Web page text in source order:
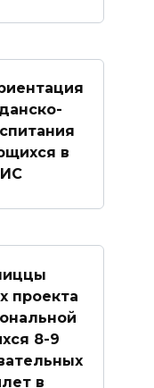
в
проекта
8-9
в